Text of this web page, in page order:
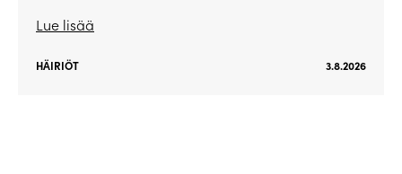
Lue lisää
HÄIRIÖT 3.8.2026